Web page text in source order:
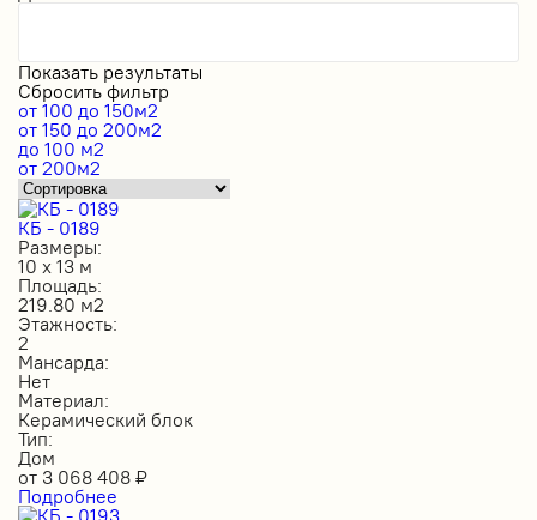
Показать результаты
Сбросить фильтр
от 100 до 150м2
от 150 до 200м2
до 100 м2
от 200м2
КБ - 0189
Размеры:
10 х 13 м
Площадь:
219.80 м2
Этажность:
2
Мансарда:
Нет
Материал:
Керамический блок
Тип:
Дом
от 3 068 408 ₽
Подробнее